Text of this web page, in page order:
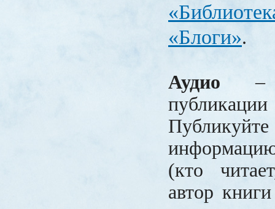
«Блоги».
Аудио –
(кто
автор